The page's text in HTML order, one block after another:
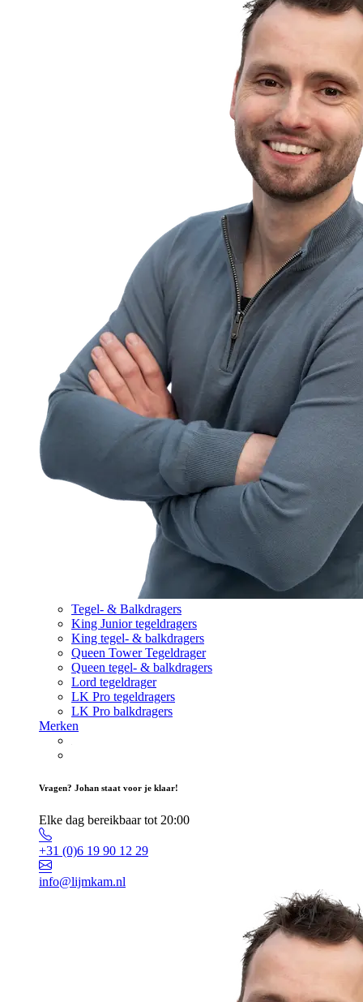
Tegel- & Balkdragers
King Junior tegeldragers
King tegel- & balkdragers
Queen Tower Tegeldrager
Queen tegel- & balkdragers
Lord tegeldrager
LK Pro tegeldragers
LK Pro balkdragers
Merken
Vragen? Johan staat voor je klaar!
Elke dag bereikbaar tot 20:00
+31 (0)6 19 90 12 29
info@lijmkam.nl